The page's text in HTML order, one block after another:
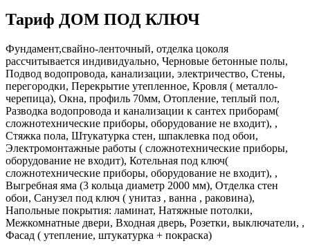
Тариф ДОМ ПОД КЛЮЧ
Фундамент,свайно-ленточный, отделка цоколя
рассчитывается индивидуально, Черновые бетонные полы,
Подвод водопровода, канализации, электричество, Стены,
перегородки, Перекрытие утепленное, Кровля ( металло-
черепица), Окна, профиль 70мм, Отопление, теплый пол,
Разводка водопровода и канализации к сантех приборам(
сложнотехнические приборы, оборудование не входит), ,
Стяжка пола, Штукатурка стен, шпаклевка под обои,
Электромонтажные работы ( сложнотехнические приборы,
оборудование не входит), Котельная под ключ(
сложнотехнические приборы, оборудование не входит), ,
Выгребная яма (3 кольца диаметр 2000 мм), Отделка стен
обои, Санузел под ключ ( унитаз , ванна , раковина),
Напольные покрытия: ламинат, Натяжные потолки,
Межкомнатные двери, Входная дверь, Розетки, выключатели, ,
Фасад ( утепление, штукатурка + покраска)